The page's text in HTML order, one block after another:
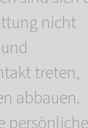
nicht
treten,
abbauen.